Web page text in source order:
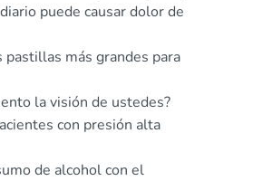
puede causar dolor de
pastillas más grandes para
la visión de ustedes?
con presión alta
de alcohol con el